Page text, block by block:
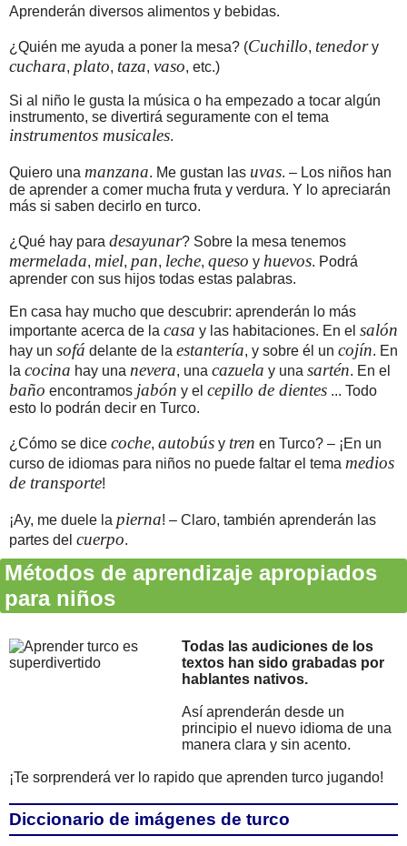
Aprenderán diversos alimentos y bebidas.
¿Quién me ayuda a poner la mesa? (Cuchillo, tenedory
cuchara, plato, taza, vaso, etc.)
Si al niño le gusta la música o ha empezado a tocar algún
instrumento, se divertirá seguramente con el tema
instrumentos musicales.
Quiero una manzana. Me gustan las uvas. – Los niños han
de aprender a comer mucha fruta y verdura. Y lo apreciarán
más si saben decirlo en turco.
¿Qué hay para desayunar? Sobre la mesa tenemos
mermelada, miel, pan, leche, queso y huevos. Podrá
aprender con sus hijos todas estas palabras.
En casa hay mucho que descubrir: aprenderán lo más
importante acerca de la casa y las habitaciones. En el salón
hay un sofá delante de la estantería, y sobre él un cojín. En
la cocina hay una nevera, una cazuela y una sartén. En el
baño encontramos jabón y el cepillo de dientes ... Todo
esto lo podrán decir en Turco.
¿Cómo se dice coche, autobús y tren en Turco? – ¡En un
curso de idiomas para niños no puede faltar el tema medios
de transporte!
¡Ay, me duele la pierna! – Claro, también aprenderán las
partes del cuerpo.
Métodos de aprendizaje apropiados
para niños
Todas las audiciones de los
textos han sido grabadas por
hablantes nativos.
Así aprenderán desde un
principio el nuevo idioma de una
manera clara y sin acento.
¡Te sorprenderá ver lo rapido que aprenden turco jugando!
Diccionario de imágenes de turco